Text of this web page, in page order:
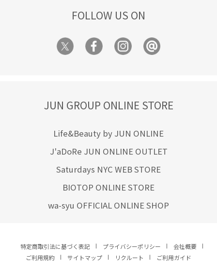
FOLLOW US ON
JUN GROUP ONLINE STORE
Life&Beauty by JUN ONLINE
J'aDoRe JUN ONLINE OUTLET
Saturdays NYC WEB STORE
BIOTOP ONLINE STORE
wa-syu OFFICIAL ONLINE SHOP
特定商取引法に基づく表記 プライバシーポリシー
会社概要
ご利用規約
サイトマップ リクルート ご利用ガイド